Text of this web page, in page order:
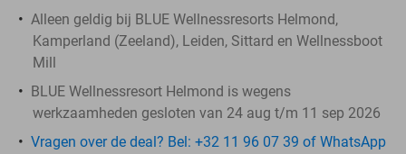
Alleen geldig bij BLUE Wellnessresorts Helmond,
Kamperland (Zeeland), Leiden, Sittard en Wellnessboot
Mill
BLUE Wellnessresort Helmond is wegens
werkzaamheden gesloten van 24 aug t/m 11 sep 2026
Vragen over de deal? Bel: +32 11 96 07 39 of WhatsApp